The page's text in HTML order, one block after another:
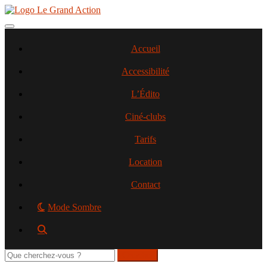
Aller
contenu
Toggle navigation
Accueil
Accessibilité
L’Édito
Ciné-clubs
Tarifs
Location
Contact
Mode Sombre
Rechercher
sur